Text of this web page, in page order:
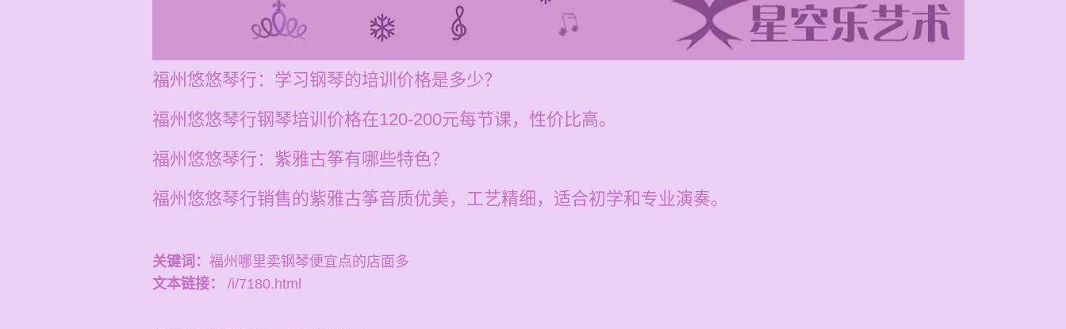
福州悠悠琴行：学习钢琴的培训价格是多少？
福州悠悠琴行钢琴培训价格在120-200元每节课，性价比高。
福州悠悠琴行：紫雅古筝有哪些特色？
福州悠悠琴行销售的紫雅古筝音质优美，工艺精细，适合初学和专业演奏。
关键词： 福州哪里卖钢琴便宜点的店面多
文本链接：
/i/7180.html